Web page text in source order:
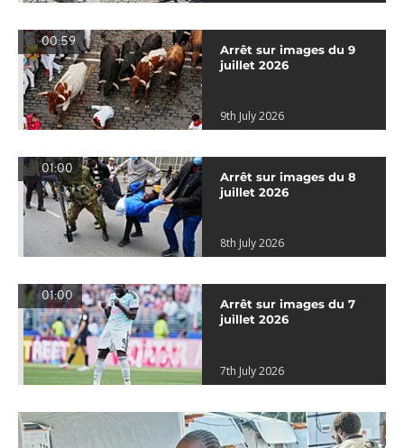
00:59
Arrêt sur images du 9
juillet 2026
9th July 2026
01:00
Arrêt sur images du 8
juillet 2026
8th July 2026
01:00
Arrêt sur images du 7
juillet 2026
7th July 2026